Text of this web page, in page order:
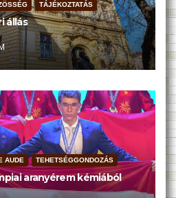
TÁJÉKOZTATÁS
állás
AUDE TEHETSÉGGONDOZÁS
aranyérem kémiából